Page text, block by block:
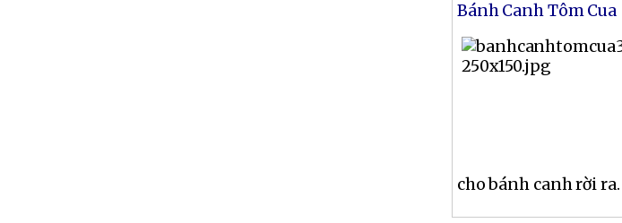
Bánh Canh Tôm Cua
cho bánh canh rời ra.